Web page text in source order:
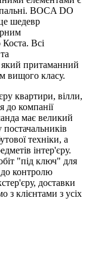
BOCA DO
шедевр
Всі
притаманний
вищого класу.
квартири, вілли,
до компанії
має великий
техніки, а
інтер'єру.
"під ключ" для
до контролю
доставки
з клієнтами з усіх